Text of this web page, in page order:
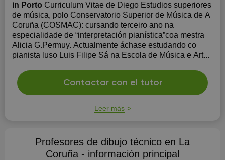
in Porto Curriculum Vitae de Diego Estudios superiores
de música, polo Conservatorio Superior de Música de A
Coruña (COSMAC): cursando terceiro ano na
especialidade de “interpretación pianística”coa mestra
Alicia G.Permuy. Actualmente áchase estudando co
pianista luso Luis Filipe Sá na Escola de Música e Art...
Contactar con el tutor
Leer más
Profesores de dibujo técnico en La
Coruña - información principal